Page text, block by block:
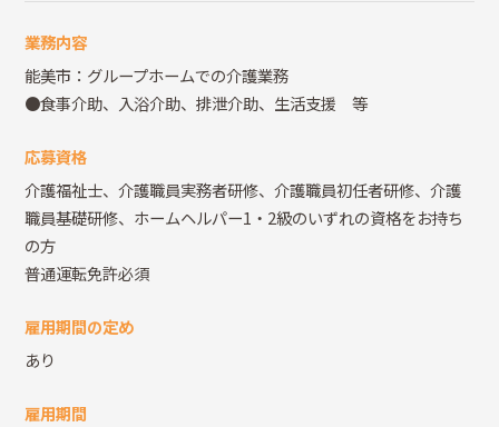
業務内容
能美市：グループホームでの介護業務
●食事介助、入浴介助、排泄介助、生活支援 等
応募資格
介護福祉士、介護職員実務者研修、介護職員初任者研修、介護
職員基礎研修、ホームヘルパー1・2級のいずれの資格をお持ち
の方
普通運転免許必須
雇用期間の定め
あり
雇用期間